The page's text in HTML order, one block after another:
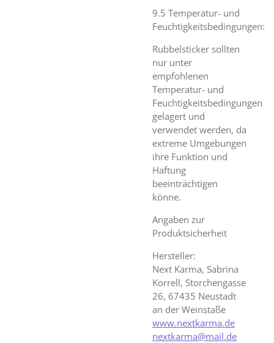
9.5 Temperatur- und
Feuchtigkeitsbedingungen:
Rubbelsticker sollten
nur unter
empfohlenen
Temperatur- und
Feuchtigkeitsbedingungen
gelagert und
verwendet werden, da
extreme Umgebungen
ihre Funktion und
Haftung
beeinträchtigen
könne.
Angaben zur
Produktsicherheit
Hersteller:
Next Karma, Sabrina
Korrell, Storchengasse
26, 67435 Neustadt
an der Weinstaße
www.nextkarma.de
nextkarma@mail.de